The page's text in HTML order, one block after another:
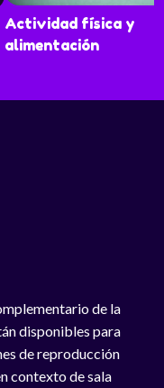
Actividad física y
alimentación
de la
disponibles para
de reproducción
contexto de sala